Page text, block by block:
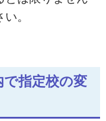
。
で指定校の変